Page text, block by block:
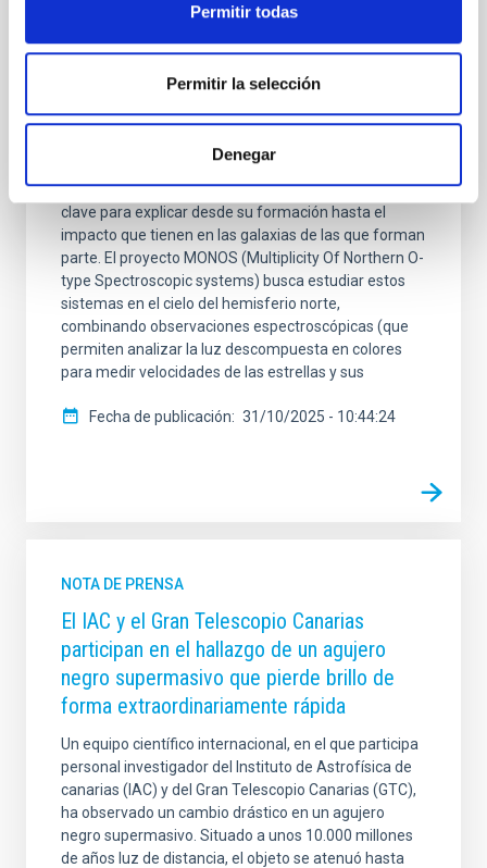
Permitir todas
Permitir la selección
Denegar
estrellas O en el hemisferio Norte: III.
Nuevas órbitas y análisis de diez sistemas
SB2E combinando Gaia y TESS
Las estrellas más masivas del universo suelen nacer
en parejas o en grupos unidos por su gravedad
mutua. Comprender cómo interactúan entre sí es
clave para explicar desde su formación hasta el
impacto que tienen en las galaxias de las que forman
parte. El proyecto MONOS (Multiplicity Of Northern O-
type Spectroscopic systems) busca estudiar estos
sistemas en el cielo del hemisferio norte,
combinando observaciones espectroscópicas (que
permiten analizar la luz descompuesta en colores
para medir velocidades de las estrellas y sus
Fecha de publicación 31/10/2025 - 10:44:24
NOTA DE PRENSA
El IAC y el Gran Telescopio Canarias
participan en el hallazgo de un agujero
negro supermasivo que pierde brillo de
forma extraordinariamente rápida
Un equipo científico internacional, en el que participa
personal investigador del Instituto de Astrofísica de
canarias (IAC) y del Gran Telescopio Canarias (GTC),
ha observado un cambio drástico en un agujero
negro supermasivo. Situado a unos 10.000 millones
de años luz de distancia, el objeto se atenuó hasta